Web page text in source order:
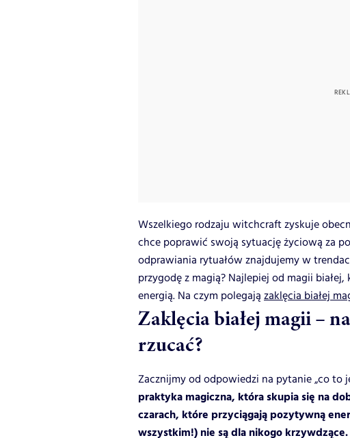
Wszelkiego rodzaju witchcraft zyskuje
chce poprawić swoją sytuację życiową za
odprawiania rytuałów znajdujemy w
przygodę z magią? Najlepiej od magii
energią. Na czym polegają zaklęcia białej
Zaklęcia białej magii –
rzucać?
Zacznijmy od odpowiedzi na pytanie „co to
praktyka magiczna, która skupia się na
czarach, które przyciągają pozytywną
wszystkim!) nie są dla nikogo krzywdzące.